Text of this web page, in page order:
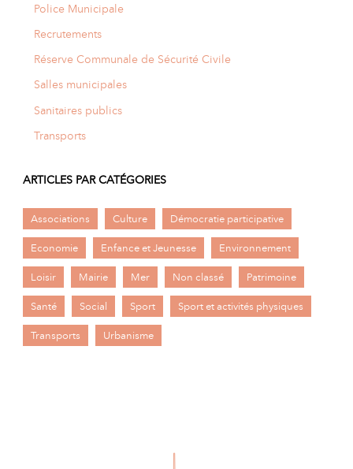
Police Municipale
Recrutements
Réserve Communale de Sécurité Civile
Salles municipales
Sanitaires publics
Transports
ARTICLES PAR CATÉGORIES
Associations Culture Démocratie participative
Economie Enfance et Jeunesse Environnement
Loisir Mairie Mer Non classé Patrimoine
Santé Social Sport Sport et activités physiques
Transports Urbanisme